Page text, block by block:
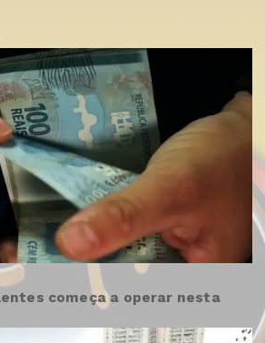
começa a operar nesta